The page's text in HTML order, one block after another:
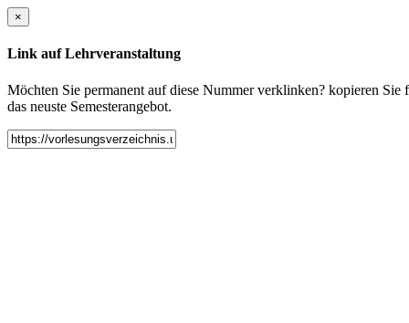
×
Link auf Lehrveranstaltung
Möchten Sie permanent auf diese Nummer verklinken? kopieren
das neuste Semesterangebot.